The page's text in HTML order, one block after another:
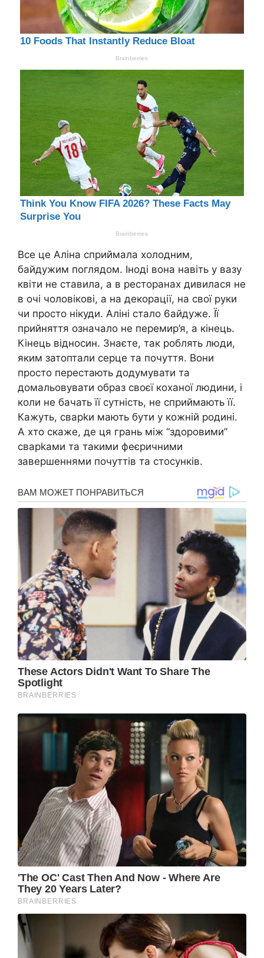
Все це Аліна сприймала холодним,
байдyжим поглядом. Іноді вона навіть у вазу
квіти не ставила, а в ресторанах дивилася не
в очі чоловікові, а на декорації, на свої руки
чи просто нікуди. Аліні стало 6айдуже. Її
прийняття означало не перемир’я, а кінець.
Кінець відносин. Знаєте, так роблять люди,
яким затоптали серце та почуття. Вони
просто перестають додумувати та
домальовувати образ своєї коханої людини, і
коли не бачать її сутність, не сприймають її.
Кажуть, свapkи мають бути у кожній родині.
А хто скаже, де ця грань між “здоровими”
свapkами та такими феєричними
завершеннями почуттів та стосунків.